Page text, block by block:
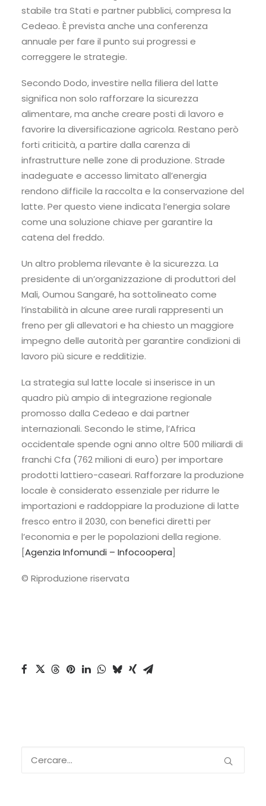
stabile tra Stati e partner pubblici, compresa la
Cedeao. È prevista anche una conferenza
annuale per fare il punto sui progressi e
correggere le strategie.
Secondo Dodo, investire nella filiera del latte
significa non solo rafforzare la sicurezza
alimentare, ma anche creare posti di lavoro e
favorire la diversificazione agricola. Restano però
forti criticità, a partire dalla carenza di
infrastrutture nelle zone di produzione. Strade
inadeguate e accesso limitato all’energia
rendono difficile la raccolta e la conservazione del
latte. Per questo viene indicata l’energia solare
come una soluzione chiave per garantire la
catena del freddo.
Un altro problema rilevante è la sicurezza. La
presidente di un’organizzazione di produttori del
Mali, Oumou Sangaré, ha sottolineato come
l’instabilità in alcune aree rurali rappresenti un
freno per gli allevatori e ha chiesto un maggiore
impegno delle autorità per garantire condizioni di
lavoro più sicure e redditizie.
La strategia sul latte locale si inserisce in un
quadro più ampio di integrazione regionale
promosso dalla Cedeao e dai partner
internazionali. Secondo le stime, l’Africa
occidentale spende ogni anno oltre 500 miliardi di
franchi Cfa (762 milioni di euro) per importare
prodotti lattiero-caseari. Rafforzare la produzione
locale è considerato essenziale per ridurre le
importazioni e raddoppiare la produzione di latte
fresco entro il 2030, con benefici diretti per
l’economia e per le popolazioni della regione.
[Agenzia Infomundi – Infocoopera]
© Riproduzione riservata